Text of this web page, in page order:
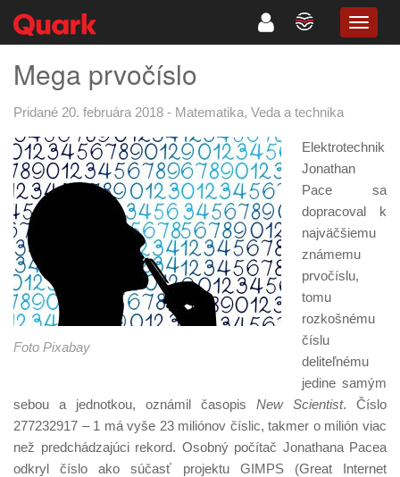
Mega prvočíslo
Pridané 20. februára 2018 - Matematika, Veda a technika
Foto Pixabay
Elektrotechnik
Jonathan
Pace sa
dopracoval k
najväčšiemu
známemu
prvočíslu,
tomu
rozkošnému
číslu
deliteľnému
jedine samým
sebou a jednotkou, oznámil časopis New Scientist. Číslo
277232917 – 1 má vyše 23 miliónov číslic, takmer o milión viac
než predchádzajúci rekord. Osobný počítač Jonathana Pacea
odkryl číslo ako súčasť projektu GIMPS (Great Internet